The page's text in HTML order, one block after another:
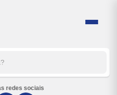
redes sociais